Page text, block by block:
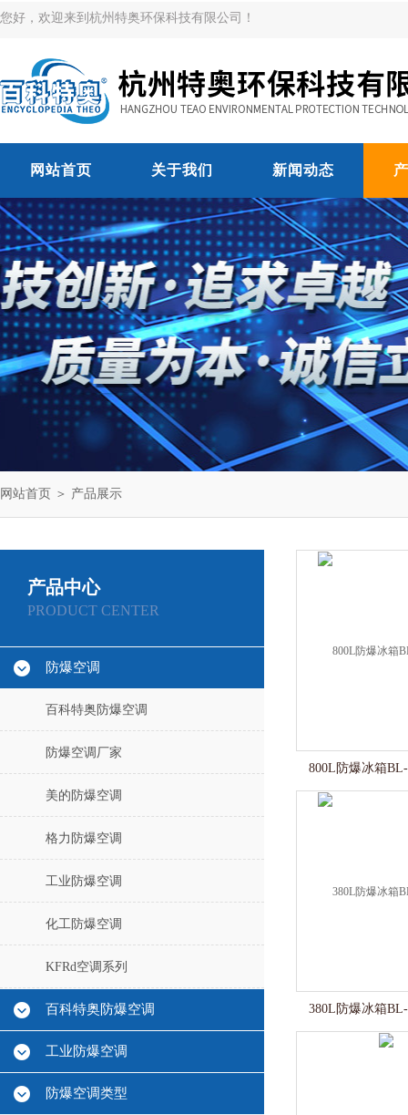
您好，欢迎来到杭州特奥环保科技有限公司！
网站首页 关于我们 新闻动态
网站首页 ＞ 产品展示
产品中心
PRODUCT CENTER
防爆空调
百科特奥防爆空调
防爆空调厂家
美的防爆空调
格力防爆空调
工业防爆空调
化工防爆空调
KFRd空调系列
百科特奥防爆空调
工业防爆空调
防爆空调类型
800L防爆冰箱
380L防爆冰箱